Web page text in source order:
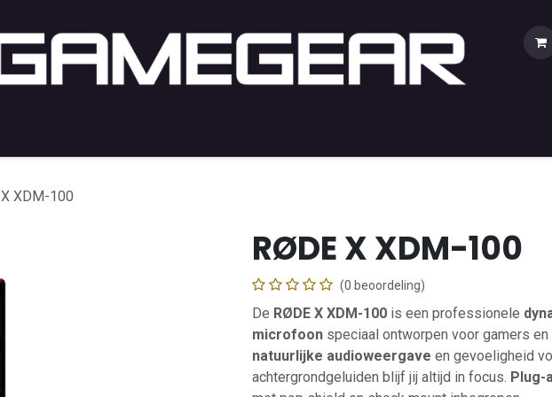
XDM-100
RØDE X XDM-100
(0 beoordeling)
De RØDE X XDM-100 is een professionele
microfoon speciaal ontworpen voor gamers
natuurlijke audioweergave en gevoeligheid
achtergrondgeluiden blijf jij altijd in focus. Plug-